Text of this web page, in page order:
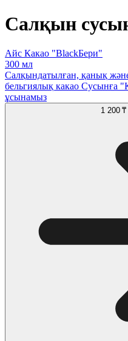
Салқын
Айс Какао "BlackБери"
300 мл
Салқындатылған, қанық
бельгиялық какао Сусынға
ұсынамыз
1 200 ₸